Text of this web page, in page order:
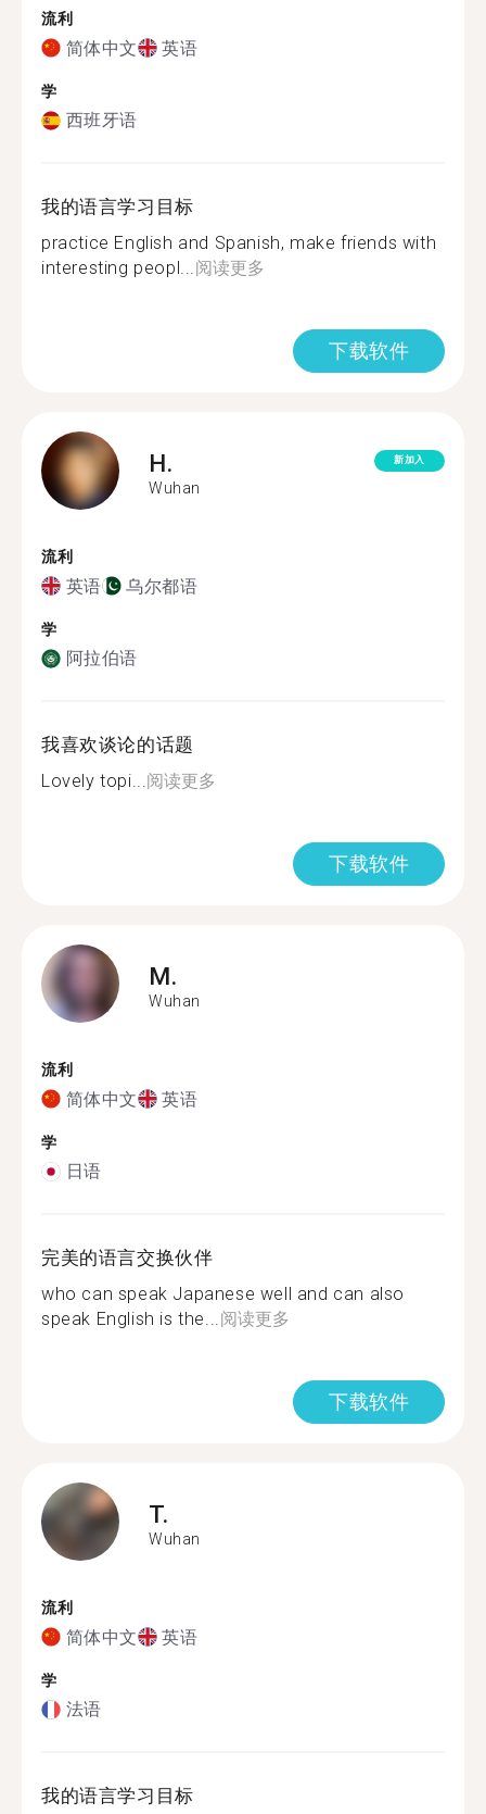
流利
简体中文 英语
学
西班牙语
我的语言学习目标
practice English and Spanish, make friends with
interesting peopl...阅读更多
下载软件
H.
Wuhan
新加入
流利
英语 乌尔都语
学
阿拉伯语
我喜欢谈论的话题
Lovely topi...阅读更多
下载软件
M.
Wuhan
流利
简体中文 英语
学
日语
完美的语言交换伙伴
who can speak Japanese well and can also
speak English is the...阅读更多
下载软件
T.
Wuhan
流利
简体中文 英语
学
法语
我的语言学习目标